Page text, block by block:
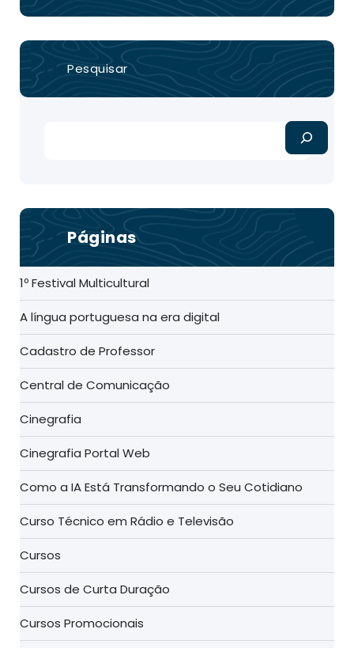
Pesquisar
Páginas
1º Festival Multicultural
A língua portuguesa na era digital
Cadastro de Professor
Central de Comunicação
Cinegrafia
Cinegrafia Portal Web
Como a IA Está Transformando o Seu Cotidiano
Curso Técnico em Rádio e Televisão
Cursos
Cursos de Curta Duração
Cursos Promocionais